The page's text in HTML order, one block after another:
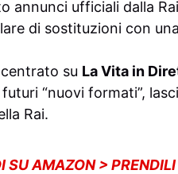
ufficiali dalla
di sostituzioni con
su La Vita in
“nuovi formati”,
Rai.
SU AMAZON >